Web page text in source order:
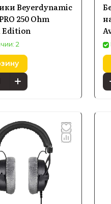
Beyerdynamic
250 Ohm
2